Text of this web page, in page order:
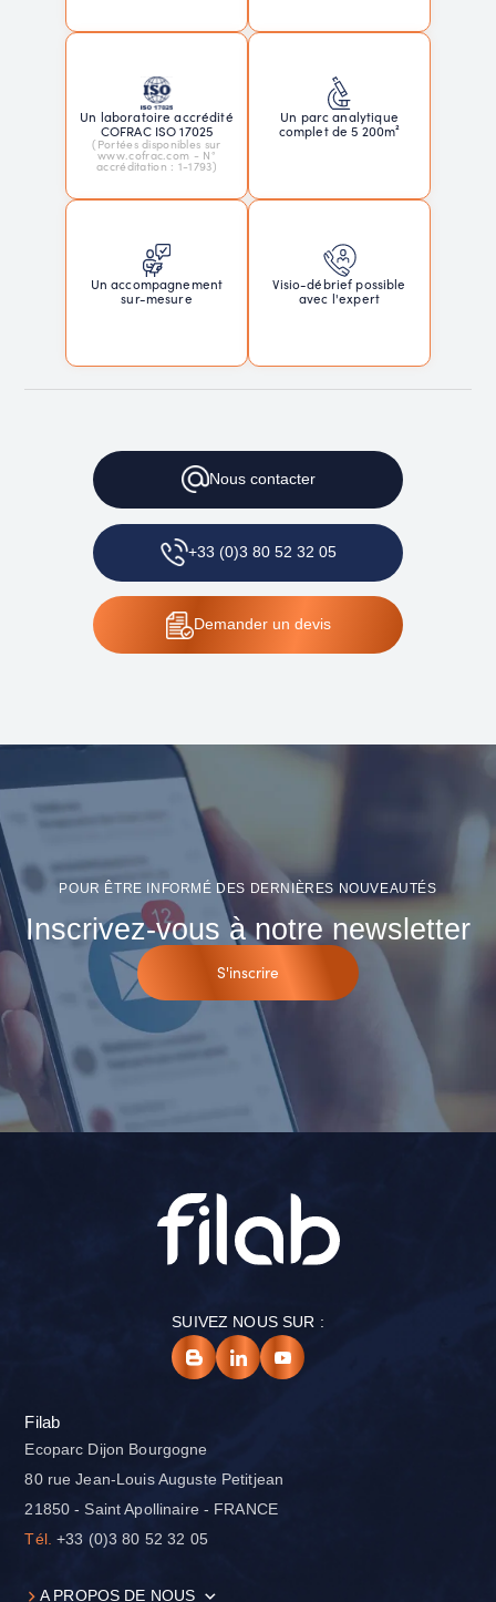
Un laboratoire accrédité
COFRAC ISO 17025
(Portées disponibles sur
www.cofrac.com - N°
accréditation : 1-1793)
Un parc analytique
complet de 5 200m²
Un accompagnement
sur-mesure
Visio-débrief possible
avec l'expert
Nous contacter
+33 (0)3 80 52 32 05
Demander un devis
POUR ÊTRE INFORMÉ DES DERNIÈRES NOUVEAUTÉS
Inscrivez-vous à notre newsletter
S'inscrire
SUIVEZ NOUS SUR :
Filab
Ecoparc Dijon Bourgogne
80 rue Jean-Louis Auguste Petitjean
21850 - Saint Apollinaire - FRANCE
Tél. +33 (0)3 80 52 32 05
A PROPOS DE NOUS